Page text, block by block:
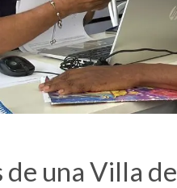
de una Villa